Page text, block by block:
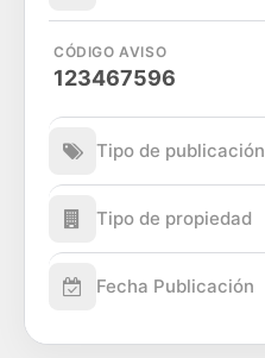
CÓDIGO AVISO
123467596
Tipo de publicación
Tipo de propiedad
Fecha Publicación